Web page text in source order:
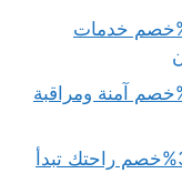
نقل عفش مكة المكرمة بـ35%خصم خدمات
تخزين الاثاث بجدة بـ35%خصم آمنة ومراقبة
شركة نقل اثاث بالمدينة المنورة بـ35%خصم راحتك تبدأ